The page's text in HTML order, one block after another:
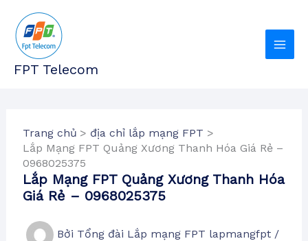
FPT Telecom
Trang chủ
địa chỉ lắp mạng FPT
Lắp Mạng FPT Quảng Xương Thanh Hóa Giá Rẻ –
0968025375
Lắp Mạng FPT Quảng Xương Thanh Hóa
Giá Rẻ – 0968025375
Bởi Tổng đài Lắp mạng FPT lapmangfpt /